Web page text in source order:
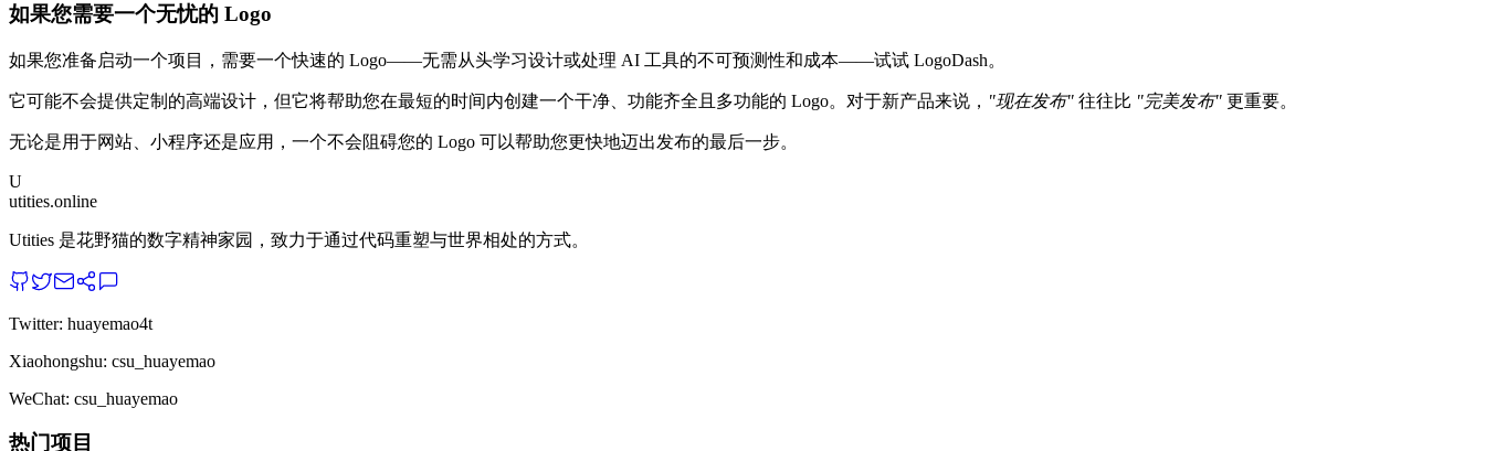
如果您需要一个无忧的 Logo
如果您准备启动一个项目，需要一个快速的 Logo——无需从头学习设计或处理 AI 工具的不可预测性和成本——试试 LogoDash。
它可能不会提供定制的高端设计，但它将帮助您在最短的时间内创建一个干净、功能齐全且多功能的 Logo。对于新产品来说， "现在发布" 往往比 "完美发布" 更重要。
无论是用于网站、小程序还是应用，一个不会阻碍您的 Logo 可以帮助您更快地迈出发布的最后一步。
U
utities.online
Utities 是花野猫的数字精神家园，致力于通过代码重塑与世界相处的方式。
Twitter: huayemao4t
Xiaohongshu: csu_huayemao
WeChat: csu_huayemao
热门项目